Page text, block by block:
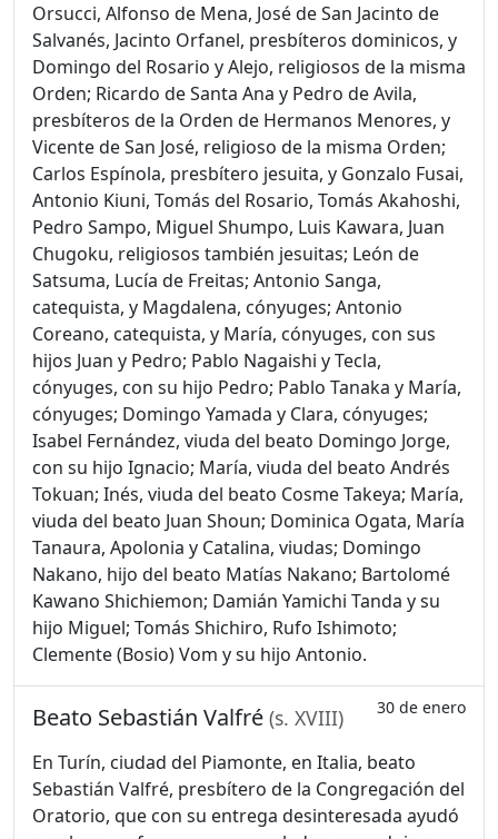
Orsucci, Alfonso de Mena, José de San Jacinto de
Salvanés, Jacinto Orfanel, presbíteros dominicos, y
Domingo del Rosario y Alejo, religiosos de la misma
Orden; Ricardo de Santa Ana y Pedro de Avila,
presbíteros de la Orden de Hermanos Menores, y
Vicente de San José, religioso de la misma Orden;
Carlos Espínola, presbítero jesuita, y Gonzalo Fusai,
Antonio Kiuni, Tomás del Rosario, Tomás Akahoshi,
Pedro Sampo, Miguel Shumpo, Luis Kawara, Juan
Chugoku, religiosos también jesuitas; León de
Satsuma, Lucía de Freitas; Antonio Sanga,
catequista, y Magdalena, cónyuges; Antonio
Coreano, catequista, y María, cónyuges, con sus
hijos Juan y Pedro; Pablo Nagaishi y Tecla,
cónyuges, con su hijo Pedro; Pablo Tanaka y María,
cónyuges; Domingo Yamada y Clara, cónyuges;
Isabel Fernández, viuda del beato Domingo Jorge,
con su hijo Ignacio; María, viuda del beato Andrés
Tokuan; Inés, viuda del beato Cosme Takeya; María,
viuda del beato Juan Shoun; Dominica Ogata, María
Tanaura, Apolonia y Catalina, viudas; Domingo
Nakano, hijo del beato Matías Nakano; Bartolomé
Kawano Shichiemon; Damián Yamichi Tanda y su
hijo Miguel; Tomás Shichiro, Rufo Ishimoto;
Clemente (Bosio) Vom y su hijo Antonio.
Beato Sebastián Valfré (s. XVIII) 30 de enero
En Turín, ciudad del Piamonte, en Italia, beato
Sebastián Valfré, presbítero de la Congregación del
Oratorio, que con su entrega desinteresada ayudó